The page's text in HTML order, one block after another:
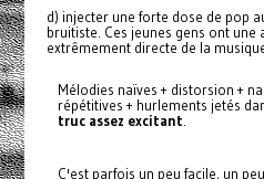
d) injecter une forte dose de pop
bruitiste. Ces jeunes gens ont
extrêmement directe de la
Mélodies naïves + distorsion +
répétitives + hurlements jetés
truc assez excitant
C'est parfois un peu facile, un